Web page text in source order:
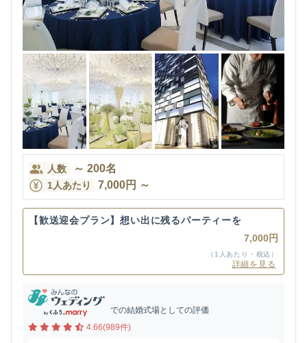
人数 ～ 200名
1人あたり 7,000円 ～
【歓送迎会プラン】想い出に残るパーティーを
7,000円
（1人あたり・税込）
詳細を見る
での結婚式場としての評価
4.66(989件)